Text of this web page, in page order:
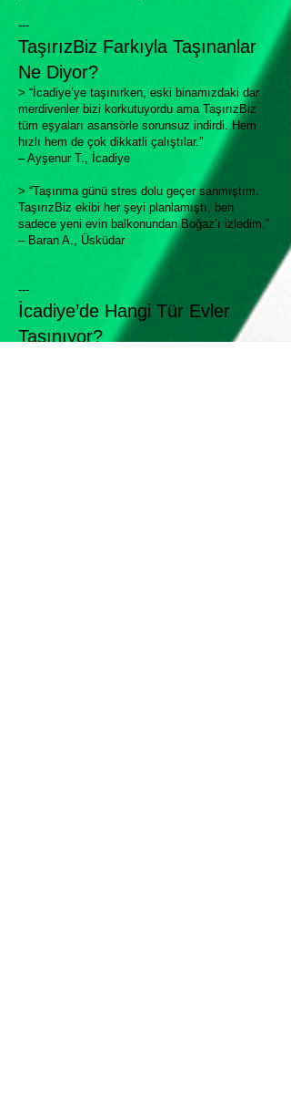
---
TaşırızBiz Farkıyla Taşınanlar
Ne Diyor?
> “İcadiye’ye taşınırken, eski binamızdaki dar
merdivenler bizi korkutuyordu ama TaşırızBiz
tüm eşyaları asansörle sorunsuz indirdi. Hem
hızlı hem de çok dikkatli çalıştılar.”
– Ayşenur T., İcadiye
> “Taşınma günü stres dolu geçer sanmıştım.
TaşırızBiz ekibi her şeyi planlamıştı, ben
sadece yeni evin balkonundan Boğaz’ı izledim.”
– Baran A., Üsküdar
---
İcadiye’de Hangi Tür Evler
Taşınıyor?